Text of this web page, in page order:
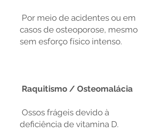
Por meio de acidentes ou em
casos de osteoporose, mesmo
sem esforço físico intenso.
Raquitismo / Osteomalácia
Ossos frágeis devido à
deficiência de vitamina D.